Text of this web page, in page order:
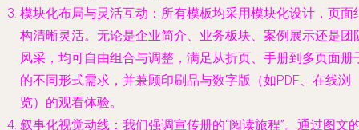
模块化布局与灵活互动 ：所有模板均采用模块化设计，页面
构清晰灵活。无论是企业简介、业务板块、案例展示还是团
风采，均可自由组合与调整，满足从折页、手册到多页面册
的不同形式需求，并兼顾印刷品与数字版（如PDF、在线浏
览）的观看体验。
叙事化视觉动线 ：我们强调宣传册的“阅读旅程”。通过图文